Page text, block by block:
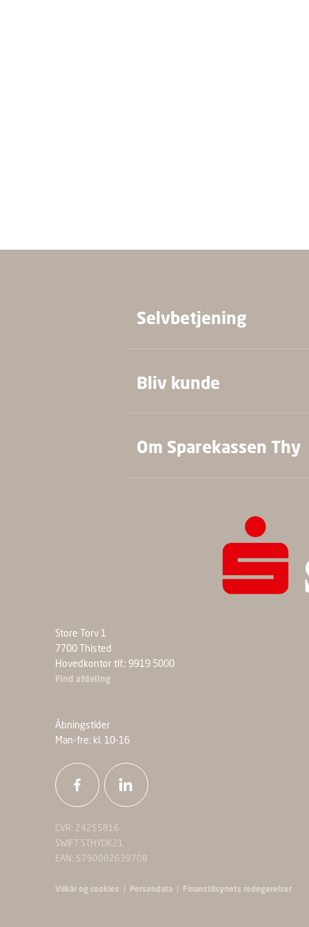
Selvbetjening
Bliv kunde
Om Sparekassen Thy
Store Torv 1
7700 Thisted
Hovedkontor tlf.: 9919 5000
Find afdeling
Åbningstider
Man-fre: kl. 10-16
CVR: 24255816
SWIFT STHYDK21
EAN: 5790002639708
Vilkår og cookies Persondata Finanstilsynets redegørelser